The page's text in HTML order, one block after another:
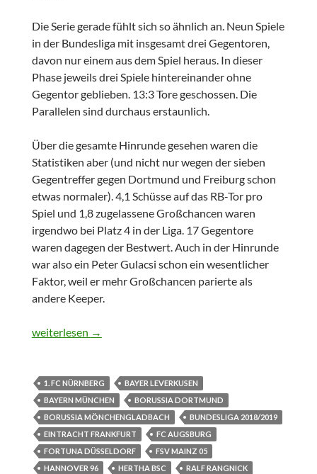
Die Serie gerade fühlt sich so ähnlich an. Neun Spiele
in der Bundesliga mit insgesamt drei Gegentoren,
davon nur einem aus dem Spiel heraus. In dieser
Phase jeweils drei Spiele hintereinander ohne
Gegentor geblieben. 13:3 Tore geschossen. Die
Parallelen sind durchaus erstaunlich.
Über die gesamte Hinrunde gesehen waren die
Statistiken aber (und nicht nur wegen der sieben
Gegentreffer gegen Dortmund und Freiburg schon
etwas normaler). 4,1 Schüsse auf das RB-Tor pro
Spiel und 1,8 zugelassene Großchancen waren
irgendwo bei Platz 4 in der Liga. 17 Gegentore
waren dagegen der Bestwert. Auch in der Hinrunde
war also ein Peter Gulacsi schon ein wesentlicher
Faktor, weil er mehr Großchancen parierte als
andere Keeper.
Noch mal verbesserte Statik
weiterlesen →
1. FC NÜRNBERG
BAYER LEVERKUSEN
BAYERN MÜNCHEN
BORUSSIA DORTMUND
BORUSSIA MÖNCHENGLADBACH
BUNDESLIGA 2018/2019
EINTRACHT FRANKFURT
FC AUGSBURG
FORTUNA DÜSSELDORF
FSV MAINZ 05
HANNOVER 96
HERTHA BSC
RALF RANGNICK